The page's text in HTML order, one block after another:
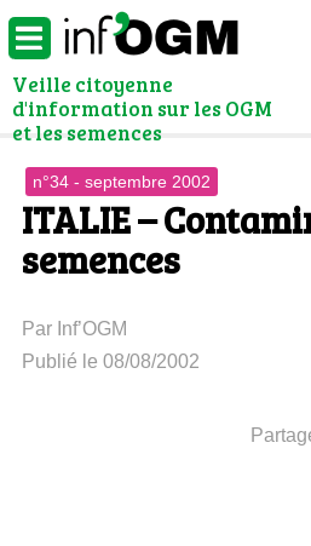
Veille citoyenne
d'information sur les OGM
et les semences
n°34 - septembre 2002
ITALIE –
semences
Par Inf’OGM
Publié le 08/08/2002